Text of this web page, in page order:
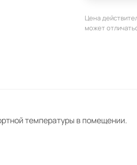
Цена
может
температуры в помещении.